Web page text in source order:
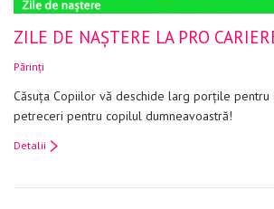
ZILE DE NAȘTERE LA PRO
Părinți
Căsuţa Copiilor vă deschide larg porţile pentru
petreceri pentru copilul dumneavoastră!
Detalii